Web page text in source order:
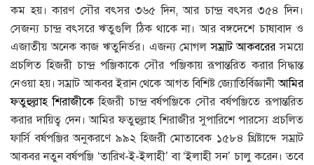
কম হয়। কারণ সৌর বৎসর ৩৬৫ দিন, আর চান্দ্র বৎসর ৩৫৪ দিন।
সেজন্য চান্দ্র বৎসরে ঋতুগুলি ঠিক থাকে না। আর বঙ্গদেশে চাষাবাদ ও
এজাতীয় অনেক কাজ ঋতুনির্ভর। এজন্য মোগলসম্রাট আকবরেরসময়ে
প্রচলিত হিজরী চান্দ্র পঞ্জিকাকে সৌর পঞ্জিকায় রূপান্তরিত করার সিদ্ধান্ত
নেওয়া হয়। সম্রাট আকবর ইরান থেকে আগত বিশিষ্ট জ্যোতির্বিজ্ঞানীআমির
ফতুহুল্লাহ শিরাজীকেহিজরী চান্দ্র বর্ষপঞ্জিকে সৌর বর্ষপঞ্জিতে রূপান্তরিত
করার দায়িত্ব দেন। আমির ফতুহুল্লাহ শিরাজীর সুপারিশে পারস্যে প্রচলিত
ফার্সি বর্ষপঞ্জির অনুকরণে ৯৯২ হিজরী মোতাবেক ১৫৮৪ খ্রিষ্টাব্দে সম্রাট
আকবর নতুন বর্ষপঞ্জি ‘তারিখ-ই-ইলাহী’ বা ‘ইলাহী সন’ চালু করেন। তবে